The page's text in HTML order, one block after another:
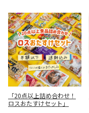
「20点以上詰め合わせ！
ロスおたすけセット」